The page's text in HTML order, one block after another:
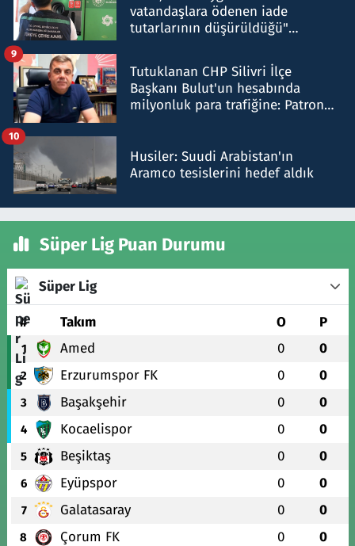
vatandaşlara ödenen iade
tutarlarının düşürüldüğü"
Tutuklanan CHP Silivri İlçe
Başkanı Bulut'un hesabında
milyonluk para trafiğine: Patron
9
Husiler: Suudi Arabistan'ın
Aramco tesislerini hedef aldık
10
Süper Lig Puan Durumu
Süper Lig
# Takım O P
1 Amed 0 0
2 Erzurumspor FK 0 0
3 Başakşehir 0 0
4 Kocaelispor 0 0
5 Beşiktaş 0 0
6 Eyüpspor 0 0
7 Galatasaray 0 0
8 Çorum FK 0 0